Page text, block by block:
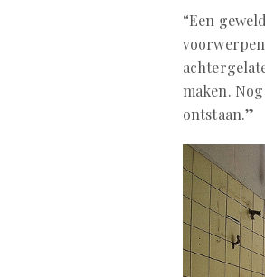
“Een
maken.
ontstaan.”